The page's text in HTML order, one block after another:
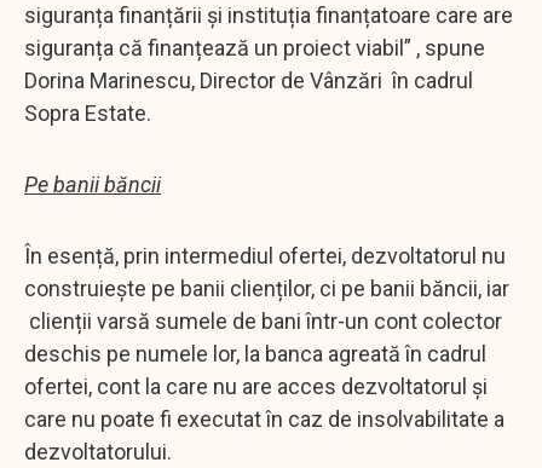
siguranța finanțării și instituția finanțatoare care are
siguranța că finanțează un proiect viabil” , spune
Dorina Marinescu, Director de Vânzări în cadrul
Sopra Estate.
Pe banii băncii
În esență, prin intermediul ofertei, dezvoltatorul nu
construiește pe banii clienților, ci pe banii băncii, iar
clienții varsă sumele de bani într-un cont colector
deschis pe numele lor, la banca agreată în cadrul
ofertei, cont la care nu are acces dezvoltatorul și
care nu poate fi executat în caz de insolvabilitate a
dezvoltatorului.